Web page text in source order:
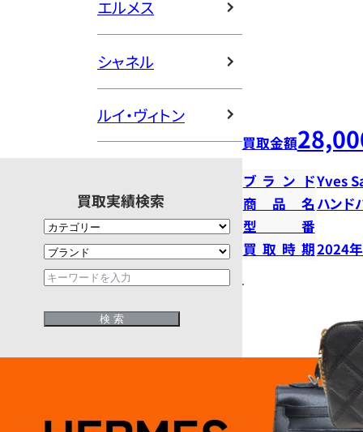
エルメス
シャネル
ルイ・ヴィトン
買取実績検索
買取金額
ブランドYves
商品名 ハンド
型番
買取時期2024